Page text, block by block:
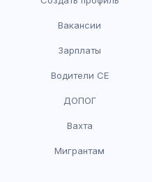
Вакансии
Зарплаты
Водители CE
ДОПОГ
Вахта
Мигрантам
HR-консультант
Здравствуйте! Я AI-